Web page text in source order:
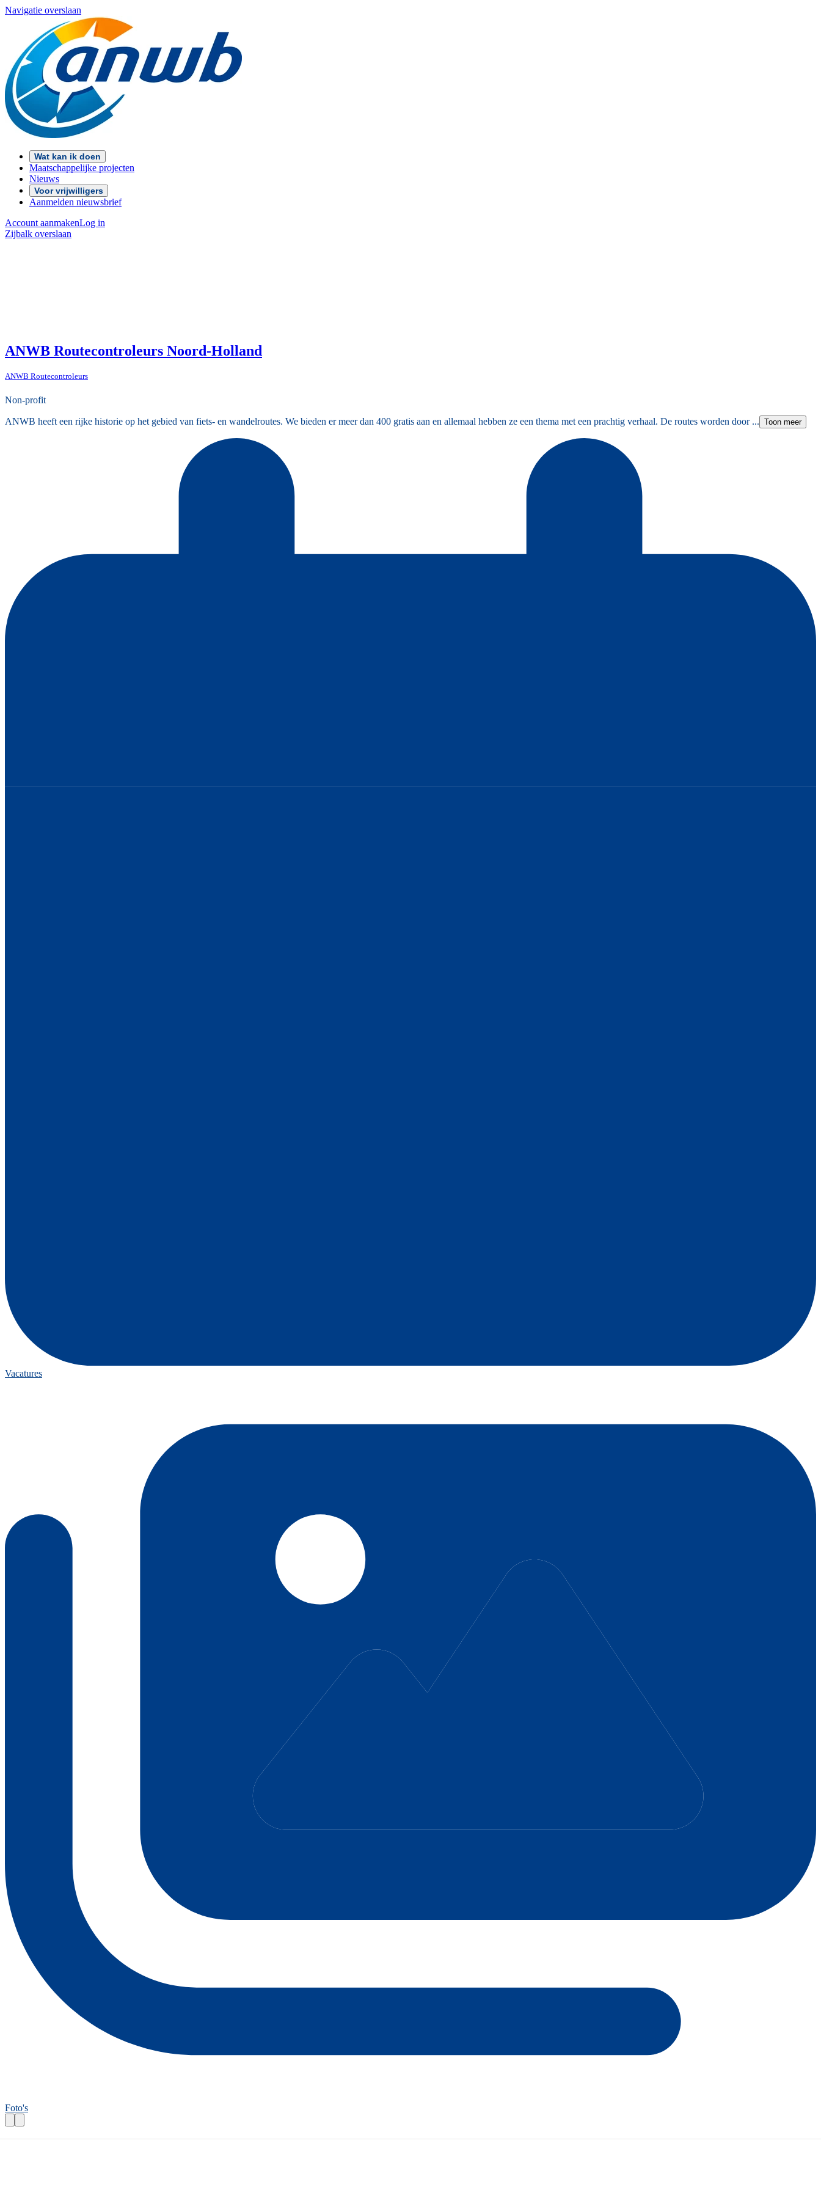
Navigatie overslaan
Wat kan ik doen
Maatschappelijke projecten
Nieuws
Voor vrijwilligers
Aanmelden nieuwsbrief
Account aanmakenLog in
Zijbalk overslaan
ANWB Routecontroleurs Noord-Holland
ANWB Routecontroleurs
Non-profit
ANWB heeft een rijke historie op het gebied van fiets- en wandelroutes. We bieden er meer dan 400 gratis aan en allemaal hebben ze een thema met een prachtig verhaal. De routes worden door ... Toon meer
Vacatures
Foto's